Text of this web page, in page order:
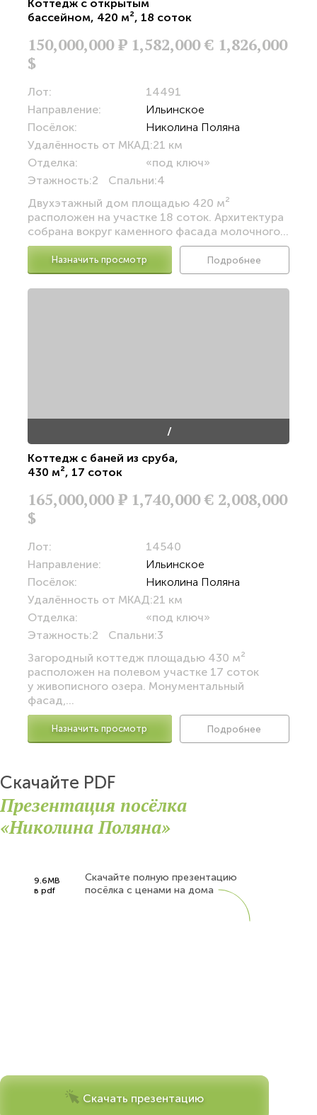
Коттедж с открытым
бассейном, 420 м², 18 соток
150,000,000Р 1,582,000 € 1,826,000
$
Лот:
14491
Направление:
Ильинское
Посёлок:
Николина Поляна
Удалённость от МКАД:21 км
Отделка:
«под ключ»
Этажность:2 Спальни:4
Двухэтажный дом площадью 420 м²
расположен на участке 18 соток. Архитектура
собрана вокруг каменного фасада молочного...
Назначить просмотр Подробнее
/
Коттедж с баней из сруба,
430 м², 17 соток
165,000,000Р 1,740,000 € 2,008,000
$
Лот:
14540
Направление:
Ильинское
Посёлок:
Николина Поляна
Удалённость от МКАД:21 км
Отделка:
«под ключ»
Этажность:2 Спальни:3
Загородный коттедж площадью 430 м²
расположен на полевом участке 17 соток
у живописного озера. Монументальный
фасад,...
Назначить просмотр Подробнее
Скачайте PDF
Презентация посёлка
«Николина Поляна»
9.6MB
в pdf
Скачайте полную презентацию
посёлка с ценами на дома
Скачать презентацию